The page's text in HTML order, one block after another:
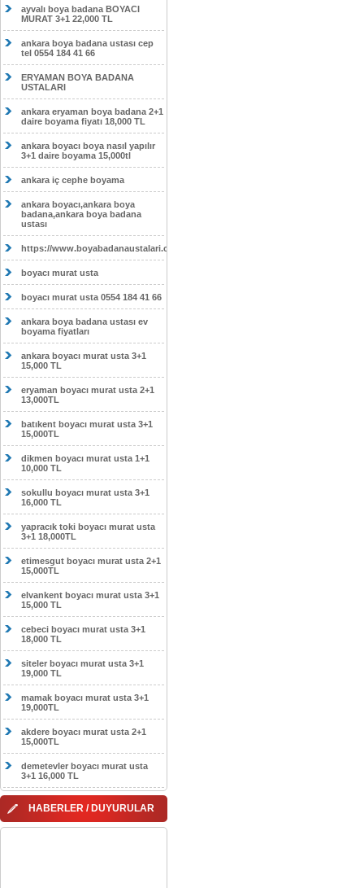
ayvalı boya badana BOYACI
MURAT 3+1 22,000 TL
ankara boya badana ustası cep
tel 0554 184 41 66
ERYAMAN BOYA BADANA
USTALARI
ankara eryaman boya badana 2+1
daire boyama fiyatı 18,000 TL
ankara boyacı boya nasıl yapılır
3+1 daire boyama 15,000tl
ankara iç cephe boyama
ankara boyacı,ankara boya
badana,ankara boya badana
ustası
https://www.boyabadanaustalari.com/
boyacı murat usta
boyacı murat usta 0554 184 41 66
ankara boya badana ustası ev
boyama fiyatları
ankara boyacı murat usta 3+1
15,000 TL
eryaman boyacı murat usta 2+1
13,000TL
batıkent boyacı murat usta 3+1
15,000TL
dikmen boyacı murat usta 1+1
10,000 TL
sokullu boyacı murat usta 3+1
16,000 TL
yapracık toki boyacı murat usta
3+1 18,000TL
etimesgut boyacı murat usta 2+1
15,000TL
elvankent boyacı murat usta 3+1
15,000 TL
cebeci boyacı murat usta 3+1
18,000 TL
siteler boyacı murat usta 3+1
19,000 TL
mamak boyacı murat usta 3+1
19,000TL
akdere boyacı murat usta 2+1
15,000TL
demetevler boyacı murat usta
3+1 16,000 TL
HABERLER / DUYURULAR